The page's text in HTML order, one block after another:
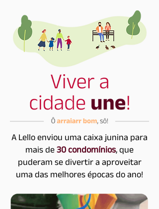
A Lello enviou uma caixa junina para
mais de 30 condomínios, que
puderam se divertir a aproveitar
uma das melhores épocas do ano!